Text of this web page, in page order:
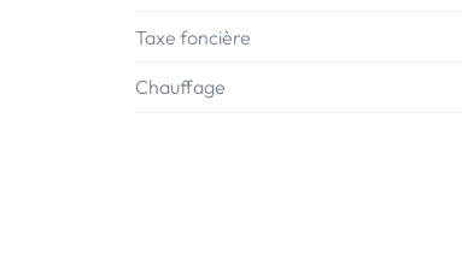
Taxe foncière
Chauffage